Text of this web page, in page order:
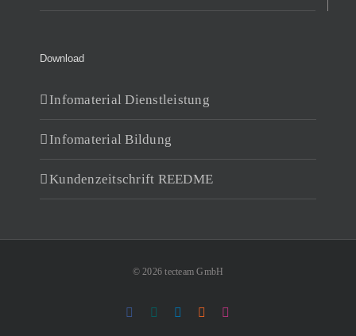
Download
Infomaterial Dienstleistung
Infomaterial Bildung
Kundenzeitschrift REEDME
© 2026 tecteam GmbH
Facebook
Xing LinkedIn
Rss